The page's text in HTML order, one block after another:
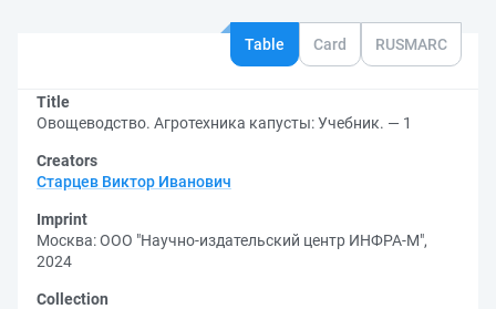
Table Card RUSMARC
Title
Овощеводство. Агротехника капусты: Учебник. — 1
Creators
Старцев Виктор Иванович
Imprint
Москва: ООО "Научно-издательский центр ИНФРА-М",
2024
Collection